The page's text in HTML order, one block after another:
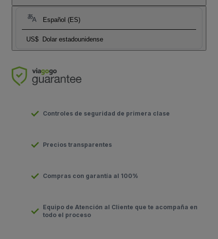
Español (ES)
US$ Dolar estadounidense
Controles de seguridad de primera clase
Precios transparentes
Compras con garantía al 100%
Equipo de Atención al Cliente que te acompaña en
todo el proceso